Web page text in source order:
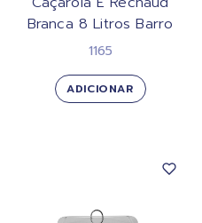
Branca 8 Litros Barro
1165
ADICIONAR